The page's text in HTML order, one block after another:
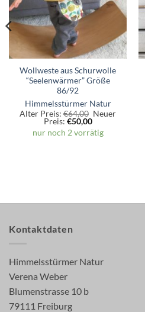
Wollweste aus Schurwolle
“Seelenwärmer” Größe
86/92
Himmelsstürmer Natur
Alter Preis: €64,00 Ursprünglicher
war:
€64,00
Neuer
Preis: €50,00Aktueller
Preis
ist:
nur noch 2 vorrätig
Kontaktdaten
Himmelsstürmer Natur
Verena Weber
Blumenstrasse 10 b
79111 Freiburg